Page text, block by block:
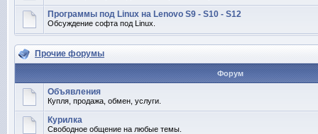
Программы под Linux на Lenovo S9 - S10 - S12
Обсуждение софта под Linux.
Прочие форумы
Форум
Объявления
Купля, продажа, обмен, услуги.
Курилка
Свободное общение на любые темы.